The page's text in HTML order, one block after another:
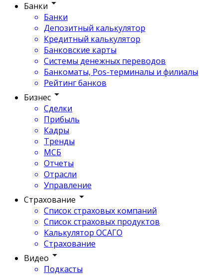
Банки
Банки
Депозитный калькулятор
Кредитный калькулятор
Банковские карты
Системы денежных переводов
Банкоматы, Pos-терминалы и филиалы
Рейтинг банков
Бизнес
Сделки
Прибыль
Кадры
Тренды
МСБ
Отчеты
Отрасли
Управление
Страхование
Список страховых компаний
Список страховых продуктов
Калькулятор ОСАГО
Страхование
Видео
Подкасты